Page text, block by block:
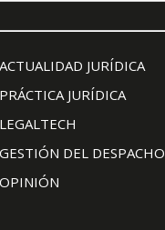
ACTUALIDAD JURÍDICA
PRÁCTICA JURÍDICA
LEGALTECH
GESTIÓN DEL DESPACHO
OPINIÓN